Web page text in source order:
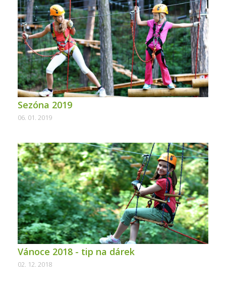
Sezóna 2019
06. 01. 2019
Vánoce 2018 - tip na dárek
02. 12. 2018